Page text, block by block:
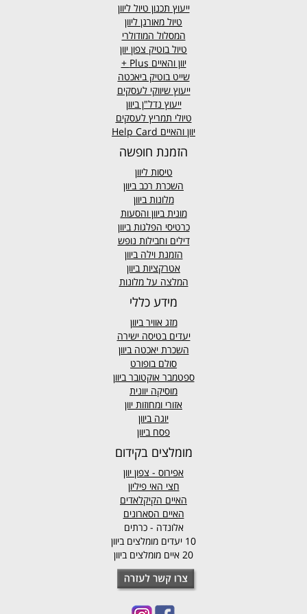
ייעוץ תכנון טיול ליוון
טיול מאורגן ליוון
המסלול המודולרי
טיול בוטיק צפון יוון
יוון והאיים Plus +
שייט בוטיק ביאכטה
ייעוץ שיווקי לעסקים
ייעוץ נדל"ן ביוון
טיולי תמריץ לעסקים
יוון והאיים Help Card
הזמנת חופשה
טיסות ליוון
השכרת רכב ביוון
מלונות ביוון
מונית ביוון והסעות
כרטיסי הפלגות ביוון
דילים וחבילות נופש
הזמנת וילה ביוון
אטרקציות ביוון
המלצה על מלונות
מידע כללי
מזג אווירביוון
יעדים בטיסה ישירה
השכרת יאכטה ביוון
סולם בופורט
ספטמבר אוקטובר ביוון
מוסיקה יוונית
אזורי ומחוזות יוון
יוגה ביוון
פסח ביוון
מומלצים בקידום
אפירוס - צפון יוון
חצי האי פיליון
האיים הקיקלאדים
האיים הסארונים
אלונדה - כרתים
10 יעדים מומלצים ביוון
20 איים מומלצים ביוון